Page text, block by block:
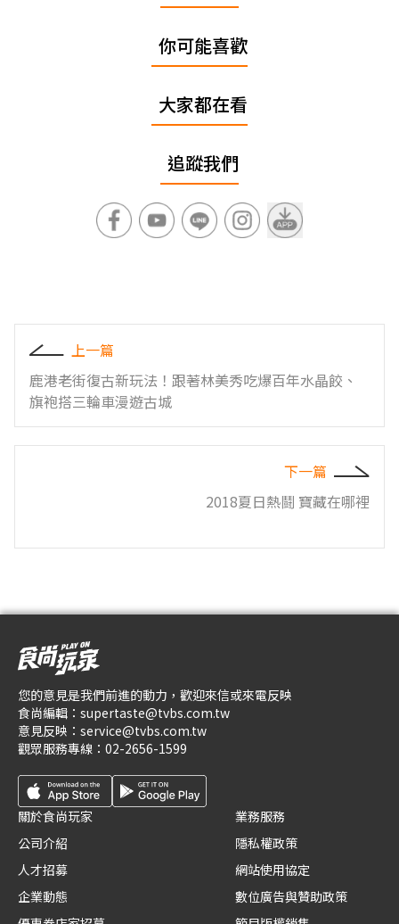
你可能喜歡
大家都在看
追蹤我們
上一篇
鹿港老街復古新玩法！跟著林美秀吃爆百年水晶餃、
旗袍搭三輪車漫遊古城
下一篇
2018夏日熱鬪 寶藏在哪裡
您的意見是我們前進的動力，歡迎來信或來電反映
食尚編輯： supertaste@tvbs.com.tw
意見反映： service@tvbs.com.tw
觀眾服務專線： 02-2656-1599
關於食尚玩家
公司介紹
人才招募
企業動態
業務服務
隱私權政策
網站使用協定
數位廣告與贊助政策